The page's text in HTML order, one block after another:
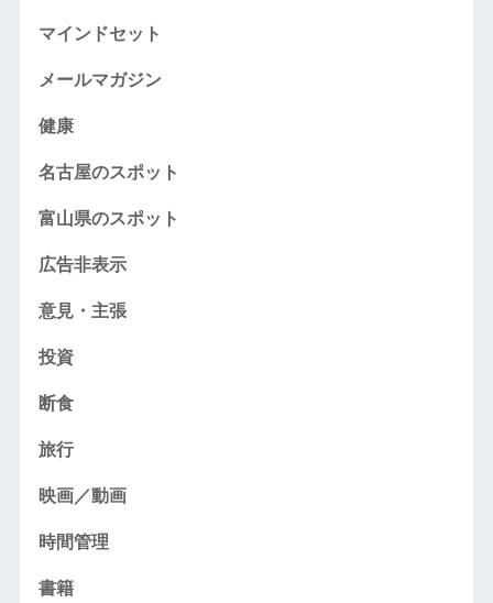
マインドセット
メールマガジン
健康
名古屋のスポット
富山県のスポット
広告非表示
意見・主張
投資
断食
旅行
映画／動画
時間管理
書籍